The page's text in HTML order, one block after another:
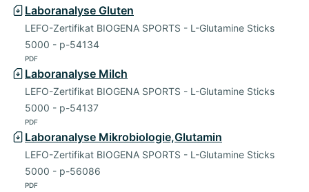
Laboranalyse Gluten
LEFO-Zertifikat BIOGENA SPORTS - L-Glutamine Sticks
5000 - p-54134
PDF
Laboranalyse Milch
LEFO-Zertifikat BIOGENA SPORTS - L-Glutamine Sticks
5000 - p-54137
PDF
Laboranalyse Mikrobiologie,Glutamin
LEFO-Zertifikat BIOGENA SPORTS - L-Glutamine Sticks
5000 - p-56086
PDF